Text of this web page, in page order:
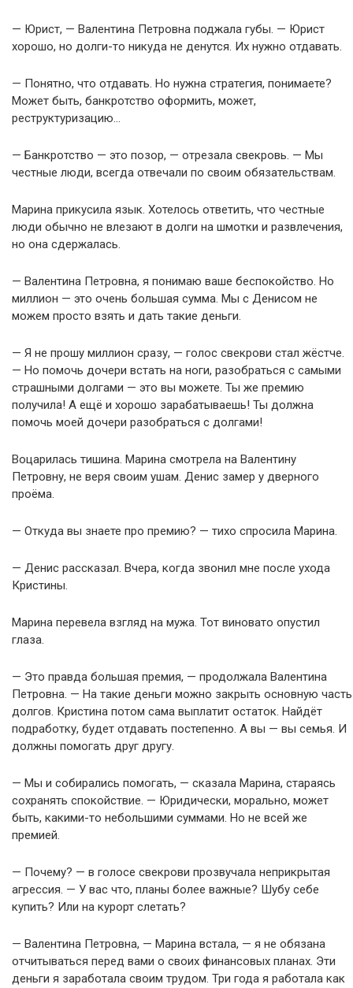
— Юрист, — Валентина Петровна поджала губы. — Юрист
хорошо, но долги-то никуда не денутся. Их нужно отдавать.
— Понятно, что отдавать. Но нужна стратегия, понимаете?
Может быть, банкротство оформить, может,
реструктуризацию…
— Банкротство — это позор, — отрезала свекровь. — Мы
честные люди, всегда отвечали по своим обязательствам.
Марина прикусила язык. Хотелось ответить, что честные
люди обычно не влезают в долги на шмотки и развлечения,
но она сдержалась.
— Валентина Петровна, я понимаю ваше беспокойство. Но
миллион — это очень большая сумма. Мы с Денисом не
можем просто взять и дать такие деньги.
— Я не прошу миллион сразу, — голос свекрови стал жёстче.
— Но помочь дочери встать на ноги, разобраться с самыми
страшными долгами — это вы можете. Ты же премию
получила! А ещё и хорошо зарабатываешь! Ты должна
помочь моей дочери разобраться с долгами!
Воцарилась тишина. Марина смотрела на Валентину
Петровну, не веря своим ушам. Денис замер у дверного
проёма.
— Откуда вы знаете про премию? — тихо спросила Марина.
— Денис рассказал. Вчера, когда звонил мне после ухода
Кристины.
Марина перевела взгляд на мужа. Тот виновато опустил
глаза.
— Это правда большая премия, — продолжала Валентина
Петровна. — На такие деньги можно закрыть основную часть
долгов. Кристина потом сама выплатит остаток. Найдёт
подработку, будет отдавать постепенно. А вы — вы семья. И
должны помогать друг другу.
— Мы и собирались помогать, — сказала Марина, стараясь
сохранять спокойствие. — Юридически, морально, может
быть, какими-то небольшими суммами. Но не всей же
премией.
— Почему? — в голосе свекрови прозвучала неприкрытая
агрессия. — У вас что, планы более важные? Шубу себе
купить? Или на курорт слетать?
— Валентина Петровна, — Марина встала, — я не обязана
отчитываться перед вами о своих финансовых планах. Эти
деньги я заработала своим трудом. Три года я работала как